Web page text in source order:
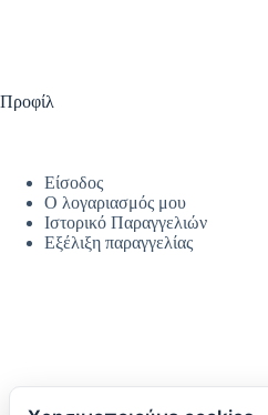
Προφίλ
Είσοδος
Ο λογαριασμός μου
Ιστορικό Παραγγελιών
Εξέλιξη παραγγελίας